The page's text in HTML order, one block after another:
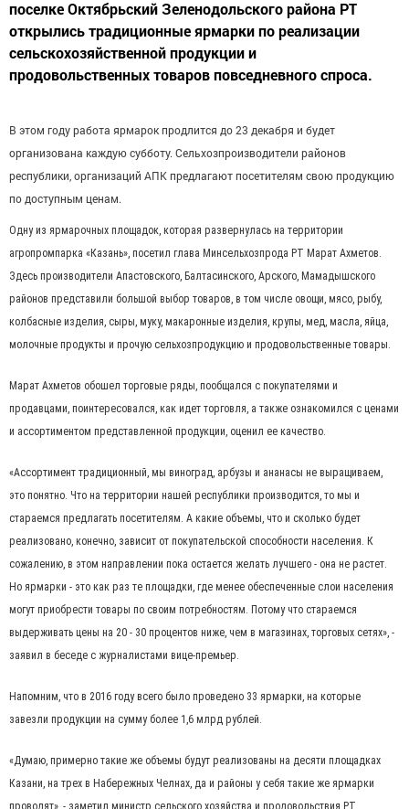
поселке Октябрьский Зеленодольского района РТ
открылись традиционные ярмарки по реализации
сельскохозяйственной продукции и
продовольственных товаров повседневного спроса.
В этом году работа ярмарок продлится до 23 декабря и будет
организована каждую субботу. Сельхозпроизводители районов
республики, организаций АПК предлагают посетителям свою продукцию
по доступным ценам.
Одну из ярмарочных площадок, которая развернулась на территории
агропромпарка «Казань», посетил глава Минсельхозпрода РТ Марат Ахметов.
Здесь производители Апастовского, Балтасинского, Арского, Мамадышского
районов представили большой выбор товаров, в том числе овощи, мясо, рыбу,
колбасные изделия, сыры, муку, макаронные изделия, крупы, мед, масла, яйца,
молочные продукты и прочую сельхозпродукцию и продовольственные товары.
Марат Ахметов обошел торговые ряды, пообщался с покупателями и
продавцами, поинтересовался, как идет торговля, а также ознакомился с ценами
и ассортиментом представленной продукции, оценил ее качество.
«Ассортимент традиционный, мы виноград, арбузы и ананасы не выращиваем,
это понятно. Что на территории нашей республики производится, то мы и
стараемся предлагать посетителям. А какие объемы, что и сколько будет
реализовано, конечно, зависит от покупательской способности населения. К
сожалению, в этом направлении пока остается желать лучшего - она не растет.
Но ярмарки - это как раз те площадки, где менее обеспеченные слои населения
могут приобрести товары по своим потребностям. Потому что стараемся
выдерживать цены на 20 - 30 процентов ниже, чем в магазинах, торговых сетях», -
заявил в беседе с журналистами вице-премьер.
Напомним, что в 2016 году всего было проведено 33 ярмарки, на которые
завезли продукции на сумму более 1,6 млрд рублей.
«Думаю, примерно такие же объемы будут реализованы на десяти площадках
Казани, на трех в Набережных Челнах, да и районы у себя такие же ярмарки